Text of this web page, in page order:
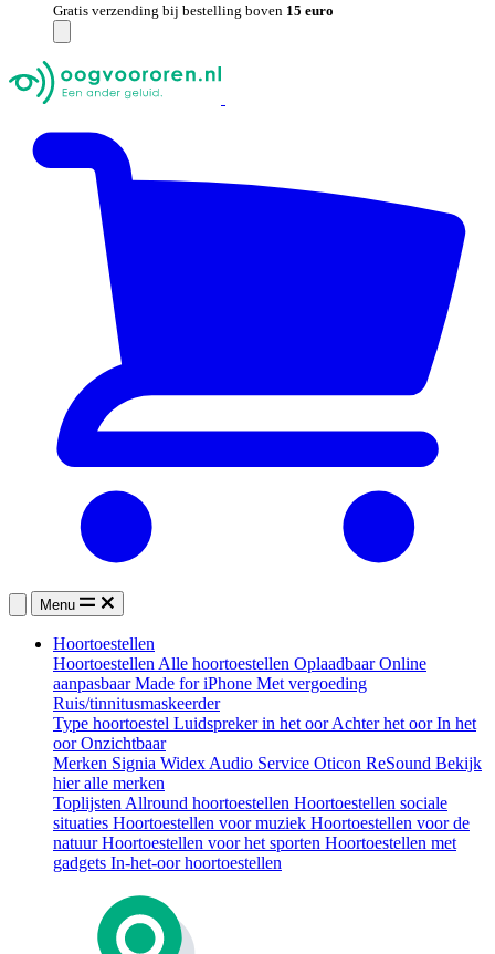
Gratis verzending bij bestelling boven 15 euro
Menu
Hoortoestellen
HoortoestellenAlle hoortoestellen OplaadbaarOnline
aanpasbaarMade for iPhone Met vergoeding
Ruis/tinnitusmaskeerder
Type hoortoestel Luidspreker in het oorAchter het oorIn het
oorOnzichtbaar
Merken Signia WidexAudio Service Oticon ReSound Bekijk
hier alle merken
ToplijstenAllround hoortoestellen Hoortoestellen sociale
situaties Hoortoestellen voor muziek Hoortoestellen voor de
natuurHoortoestellen voor het sporten Hoortoestellen met
gadgets In-het-oor hoortoestellen